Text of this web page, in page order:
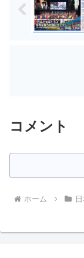
コメント
ホーム